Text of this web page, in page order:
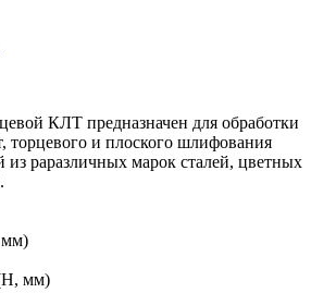
КЛТ предназначен для обработки
торцевого и плоского шлифования
из раразличных марок сталей, цветных
мм)
мм)